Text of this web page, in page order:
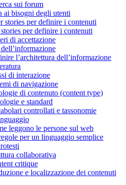
sui forum
ai bisogni degli utenti
stories per definire i contenuti
per definire i contenuti
di accettazione
l’architettura dell’informazione
di interazione
di navigazione
di contenuto (content type)
e standard
controllati e tassonomie
leggono le persone sul web
per un linguaggio semplice
collaborativa
critique
e localizzazione dei contenuti